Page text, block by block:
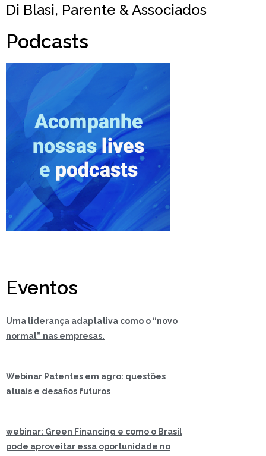
Di Blasi, Parente & Associados
Podcasts
Eventos
Uma liderança adaptativa como o “novo
normal” nas empresas.
Webinar Patentes em agro: questões
atuais e desafios futuros
webinar: Green Financing e como o Brasil
pode aproveitar essa oportunidade no